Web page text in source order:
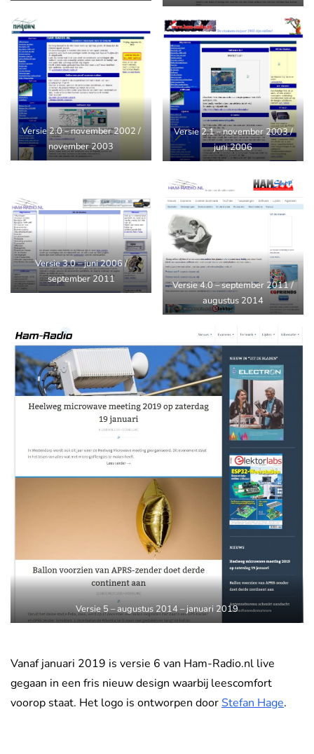
Versie 2.0 – november 2002 /
november 2003
Versie 2.1 – november 2003 /
juni 2006
Versie 3.0 – juni 2006 /
september 2011
Versie 4.0 – september 2011 /
augustus 2014
Versie 5 – augustus 2014 – januari 2019
Vanaf januari 2019 is versie 6 van Ham-Radio.nl live
gegaan in een fris nieuw design waarbij leescomfort
voorop staat. Het logo is ontworpen doorStefan Hage.